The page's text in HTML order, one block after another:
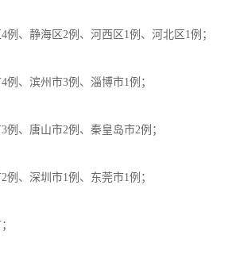
例、静海区2例、河西区1例、河北区1例；
例、滨州市3例、淄博市1例；
例、唐山市2例、秦皇岛市2例；
例、深圳市1例、东莞市1例；